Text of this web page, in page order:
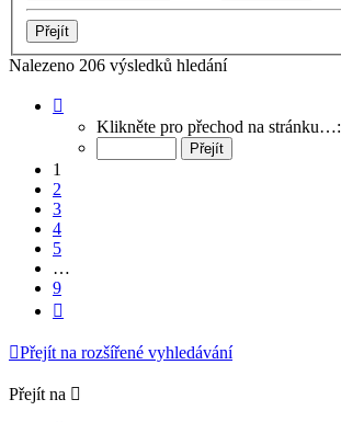
Nalezeno 206 výsledků hledání
Klikněte pro přechod na stránku…:
1
2
3
4
5
…
9
Přejít na rozšířené vyhledávání
Přejít na